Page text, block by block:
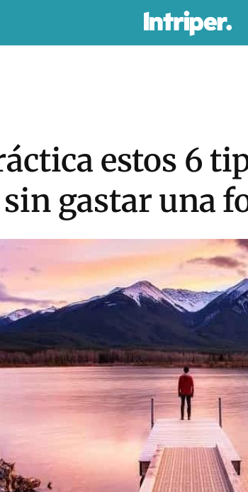
estos 6
gastar una